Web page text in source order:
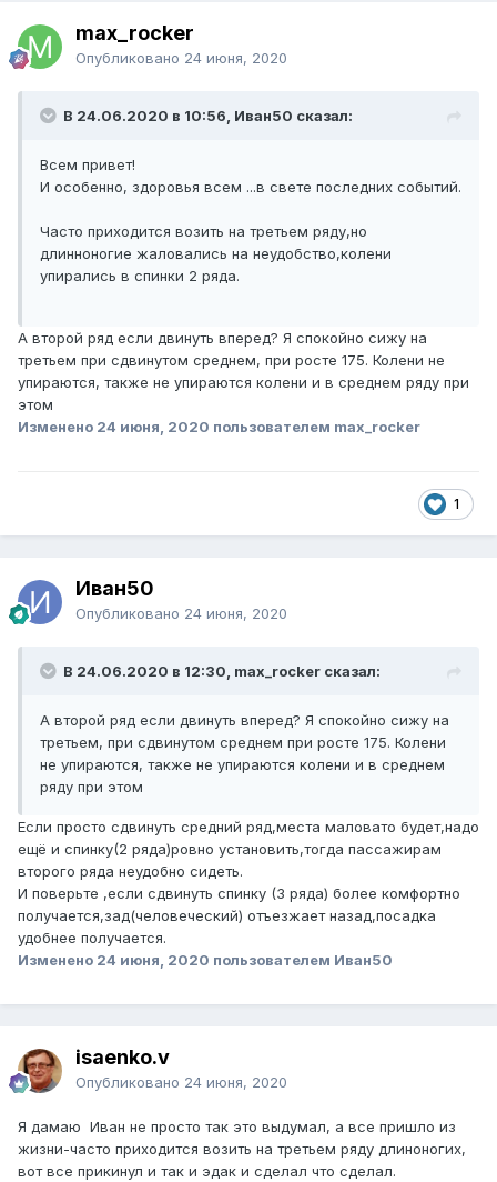
max_rocker
Опубликовано 24 июня, 2020
В 24.06.2020 в 10:56, Иван50 сказал:
Всем привет!
И особенно, здоровья всем ...в свете последних событий.
Часто приходится возить на третьем ряду,но
длинноногие жаловались на неудобство,колени
упирались в спинки 2 ряда.
А второй ряд если двинуть вперед? Я спокойно сижу на
третьем при сдвинутом среднем, при росте 175. Колени не
упираются, также не упираются колени и в среднем ряду при
этом
Изменено 24 июня, 2020 пользователем max_rocker
1
Иван50
Опубликовано 24 июня, 2020
В 24.06.2020 в 12:30, max_rocker сказал:
А второй ряд если двинуть вперед? Я спокойно сижу на
третьем, при сдвинутом среднем при росте 175. Колени
не упираются, также не упираются колени и в среднем
ряду при этом
Если просто сдвинуть средний ряд,места маловато будет,надо
ещё и спинку(2 ряда)ровно установить,тогда пассажирам
второго ряда неудобно сидеть.
И поверьте ,если сдвинуть спинку (3 ряда) более комфортно
получается,зад(человеческий) отъезжает назад,посадка
удобнее получается.
Изменено 24 июня, 2020 пользователем Иван50
isaenko.v
Опубликовано 24 июня, 2020
Я дамаю Иван не просто так это выдумал, а все пришло из
жизни-часто приходится возить на третьем ряду длиноногих,
вот все прикинул и так и эдак и сделал что сделал.